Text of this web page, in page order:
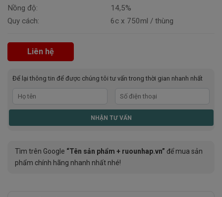
Nồng độ:
Quy cách:
14,5%
6c x 750ml / thùng
Liên hệ
Để lại thông tin để được chúng tôi tư vấn trong thời gian nhanh nhất
Tìm trên Google “Tên sản phẩm + ruounhap.vn” để mua sản
phẩm chính hãng nhanh nhất nhé!